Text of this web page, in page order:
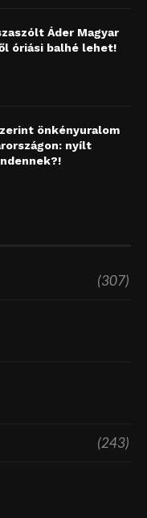
Áder Magyar
óriási balhé lehet!
önkényuralom
nyílt
(307)
(243)